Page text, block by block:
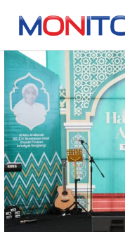
Tag: Ramadan